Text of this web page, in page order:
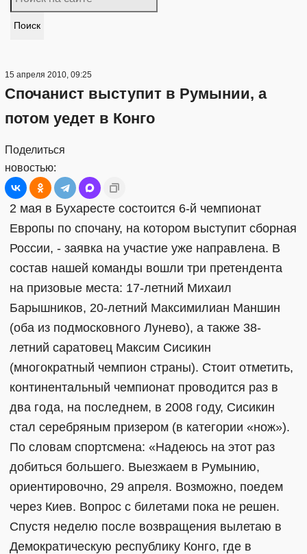
Поиск
15 апреля 2010, 09:25
Спочанист выступит в Румынии, а
потом уедет в Конго
Поделиться
новостью:
2 мая в Бухаресте состоится 6-й чемпионат
Европы по спочану, на котором выступит сборная
России, - заявка на участие уже направлена. В
состав нашей команды вошли три претендента
на призовые места: 17-летний Михаил
Барышников, 20-летний Максимилиан Маншин
(оба из подмосковного Лунево), а также 38-
летний саратовец Максим Сисикин
(многократный чемпион страны). Стоит отметить,
континентальный чемпионат проводится раз в
два года, на последнем, в 2008 году, Сисикин
стал серебряным призером (в категории «нож»).
По словам спортсмена: «Надеюсь на этот раз
добиться большего. Выезжаем в Румынию,
ориентировочно, 29 апреля. Возможно, поедем
через Киев. Вопрос с билетами пока не решен.
Спустя неделю после возвращения вылетаю в
Демократическую республику Конго, где в